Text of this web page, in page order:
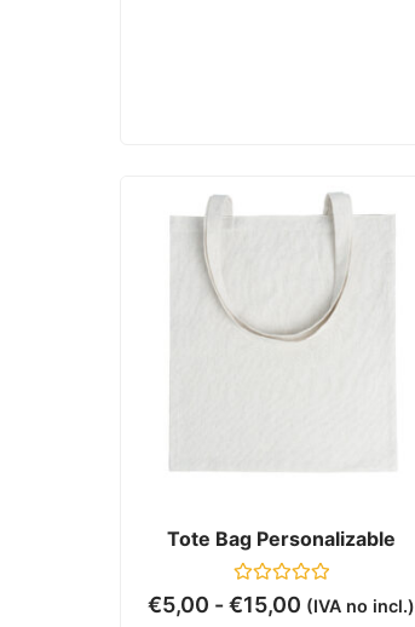
Tote Bag Personalizable
Valorado
con
€5,00 -€15,00 (IVA no incl.)